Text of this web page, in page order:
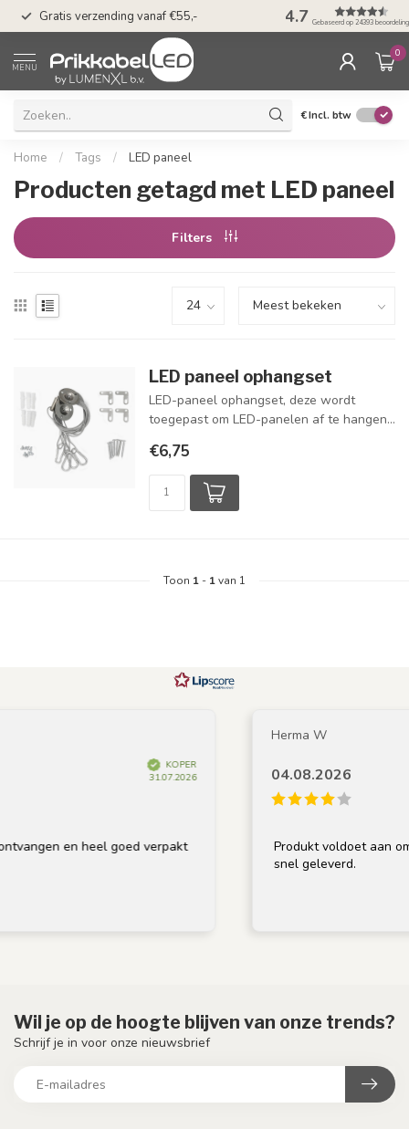
Gratis verzending vanaf €55,- 50 dagen
Klarna
4.7 Gebaseerd op 24393
MENU
0
€Incl. btw
Home / Tags / LED paneel
Producten getagd met LED paneel
Filters
LED paneel ophangset
LED-paneel ophangset, deze wordt
toegepast om LED-panelen af te hangen...
€6,75
Toon 1 - 1van 1
KOPER
31.07.2026
en heel goed verpakt
Herma W
04.08.2026
Produkt voldoet aan
snel geleverd.
Wil je op de hoogte blijven van onze trends?
Schrijf je in voor onze nieuwsbrief